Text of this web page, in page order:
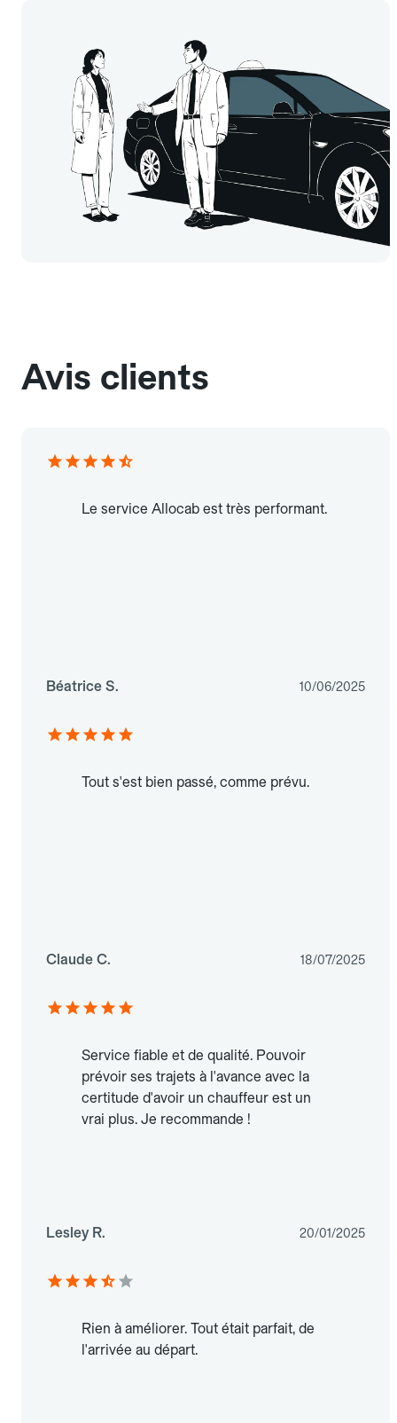
Avis clients
Le service Allocab est très performant.
Béatrice S. 10/06/2025
Tout s'est bien passé, comme prévu.
Claude C. 18/07/2025
Service fiable et de qualité. Pouvoir
prévoir ses trajets à l'avance avec la
certitude d'avoir un chauffeur est un
vrai plus. Je recommande !
Lesley R. 20/01/2025
Rien à améliorer. Tout était parfait, de
l'arrivée au départ.